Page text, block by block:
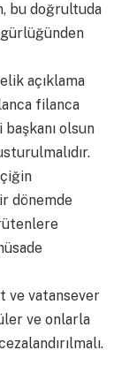
bu doğrultuda
açıklama
filanca
olsun
dönemde
ve vatansever
ve onlarla